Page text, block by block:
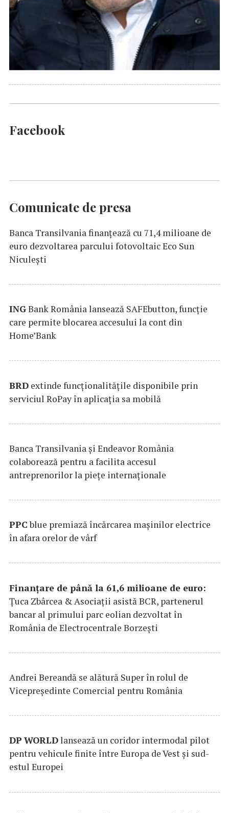
Facebook
Comunicate de presa
Banca Transilvania finanțează cu 71,4 milioane de
euro dezvoltarea parcului fotovoltaic Eco Sun
Niculești
INGBank România lansează SAFEbutton, funcţie
care permite blocarea accesului la cont din
Home’Bank
BRD extinde funcţionalităţile disponibile prin
serviciul RoPay în aplicaţia sa mobilă
Banca Transilvania şi Endeavor România
colaborează pentru a facilita accesul
antreprenorilor la pieţe internaţionale
PPCblue premiază încărcarea maşinilor electrice
în afara orelor de vârf
Finanțare de până la 61,6 milioane de euro:
Țuca Zbârcea & Asociații asistă BCR, partenerul
bancar al primului parc eolian dezvoltat în
România de Electrocentrale Borzești
Andrei Bereandă se alătură Super în rolul de
Vicepreședinte Comercial pentru România
DP WORLDlansează un coridor intermodal pilot
pentru vehicule finite între Europa de Vest și sud-
estul Europei